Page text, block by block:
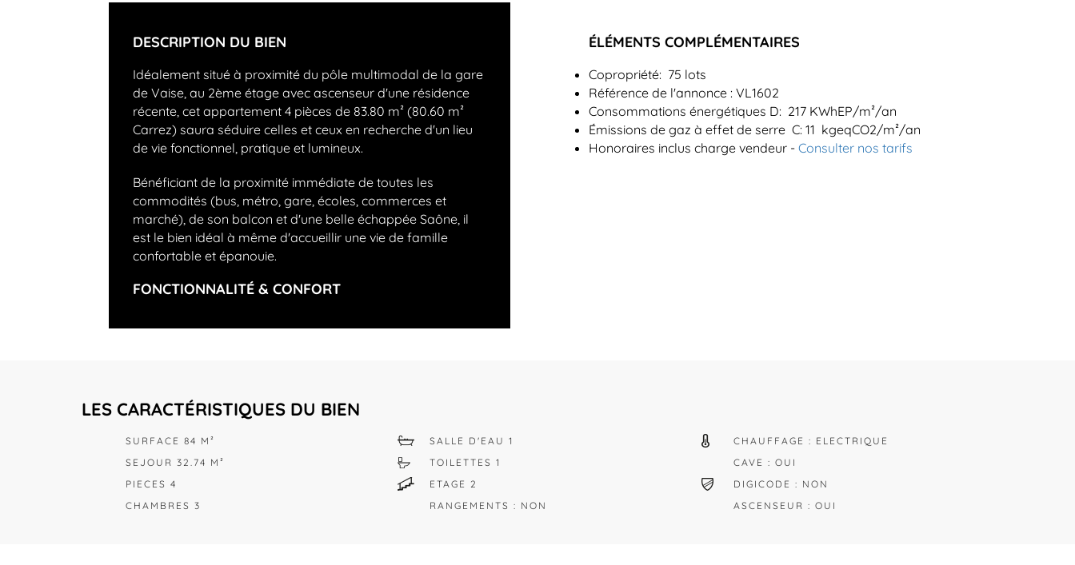
DESCRIPTION DU BIEN
Idéalement situé à proximité du pôle multimodal de la gare
de Vaise, au 2ème étage avec ascenseur d'une résidence
récente, cet appartement 4 pièces de 83.80 m² (80.60 m²
Carrez) saura séduire celles et ceux en recherche d'un lieu
de vie fonctionnel, pratique et lumineux.
Bénéficiant de la proximité immédiate de toutes les
commodités (bus, métro, gare, écoles, commerces et
marché), de son balcon et d'une belle échappée Saône, il
est le bien idéal à même d'accueillir une vie de famille
confortable et épanouie.
FONCTIONNALITÉ & CONFORT
ÉLÉMENTS COMPLÉMENTAIRES
Copropriété: 75 lots
Référence de l'annonce : VL1602
Consommations énergétiques D: 217 KWhEP/m²/an
Émissions de gaz à effet de serre C: 11 kgeqCO2/m²/an
Honoraires inclus charge vendeur -Consulter nos tarifs
LES CARACTÉRISTIQUES DU BIEN
SURFACE 84 M²
SEJOUR 32.74 M²
PIECES 4
CHAMBRES 3
SALLE D'EAU 1
TOILETTES 1
ETAGE 2
RANGEMENTS : NON
CHAUFFAGE : ELECTRIQUE
CAVE : OUI
DIGICODE : NON
ASCENSEUR : OUI